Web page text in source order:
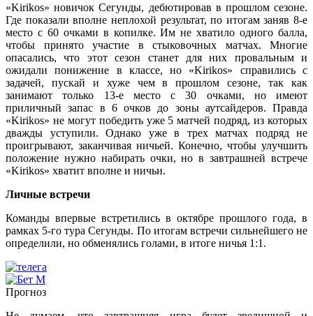
«Kirikos» новичок Сегунды, дебютировав в прошлом сезоне.
Где показали вполне неплохой результат, по итогам заняв 8-е
место с 60 очками в копилке. Им не хватило одного балла,
чтобы принято участие в стыковочных матчах. Многие
опасались, что этот сезон станет для них провальным и
ожидали понижение в классе, но «Kirikos» справились с
задачей, пускай и хуже чем в прошлом сезоне, так как
занимают только 13-е место с 30 очками, но имеют
приличный запас в 6 очков до зоны аутсайдеров. Правда
«Kirikos» не могут победить уже 5 матчей подряд, из которых
дважды уступили. Однако уже в трех матчах подряд не
проигрывают, заканчивая ничьей. Конечно, чтобы улучшить
положение нужно набирать очки, но в завтрашней встрече
«Kirikos» хватит вполне и ничьи.
Личные встречи
Команды впервые встретились в октябре прошлого года, в
рамках 5-го тура Сегунды. По итогам встречи сильнейшего не
определили, но обменялись голами, в итоге ничья 1:1.
Прогноз